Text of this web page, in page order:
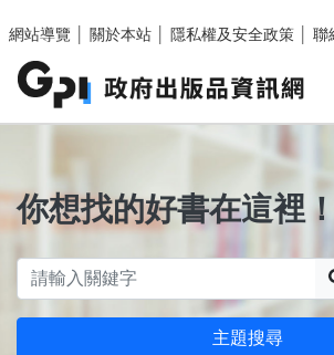
網站導覽
關於本站 隱私權及安全政策 聯
你想找的好書在這裡！
主題搜尋